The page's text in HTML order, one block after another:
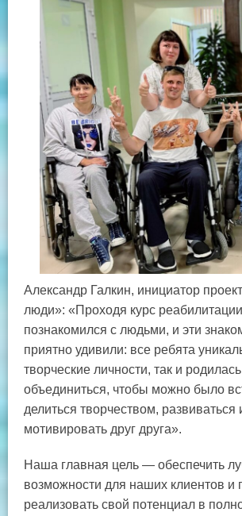
Александр Галкин, инициатор
люди»: «Проходя курс
познакомился с людьми, и эти
приятно удивили: все ребята
творческие личности, так и
объединиться, чтобы можно было
делиться творчеством, развиваться
мотивировать друг друга».
Наша главная цель — обеспечить
возможности для наших клиентов и
реализовать свой потенциал в